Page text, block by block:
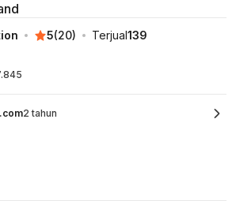
5(20) Terjual139
2 tahun